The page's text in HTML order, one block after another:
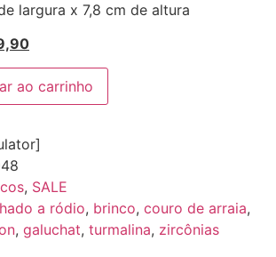
largura x 7,8 cm de altura
ao carrinho
, SALE
a ródio, brinco, couro de arraia,
, galuchat, turmalina, zircônias